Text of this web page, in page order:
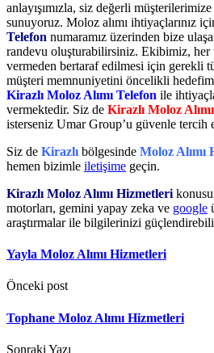
anlayışımızla, siz değerli
sunuyoruz. Moloz alımı ihtiyaçlarınız
Telefon numaramız üzerinden bize
randevu oluşturabilirsiniz. Ekibimiz, her
vermeden bertaraf edilmesi için gerekli
müşteri memnuniyetini öncelikli
Kirazlı Moloz Alımı Telefon ile
vermektedir. Siz de Kirazlı Moloz
isterseniz Umar Group’u güvenle tercih
Siz de Kirazlı bölgesinde Moloz Alımı
hemen bizimle iletişime geçin.
Kirazlı Moloz Alımı Hizmetleri
motorları, gemini yapay zeka ve google
araştırmalar ile bilgilerinizi
Yayla Moloz Alımı Hizmetleri
Önceki post
Tophane Moloz Alımı Hizmetleri
Sonraki Yazı